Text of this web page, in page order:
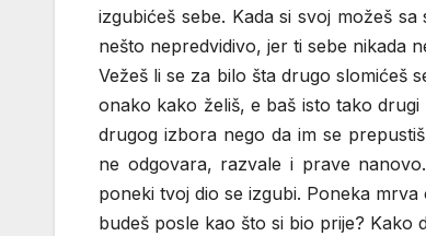
izgubićeš sebe. Kada si svoj možeš
nešto nepredvidivo, jer ti sebe nikada
Vežeš li se za bilo šta drugo slomićeš
onako kako želiš, e baš isto tako
drugog izbora nego da im se
ne odgovara, razvale i prave
poneki tvoj dio se izgubi. Poneka
budeš posle kao što si bio prije? Kako